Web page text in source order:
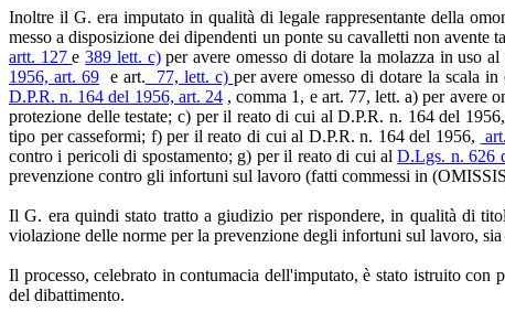
Inoltre il G. era imputato in qualità di legale rappresentante della
messo a disposizione dei dipendenti un ponte su cavalletti non
artt. 127e389 lett. c)per avere omesso di dotare la molazza in uso
1956, art. 69e art. 77, lett. c) per avere omesso di dotare la scala
D.P.R. n. 164 del 1956, art. 24, comma 1, e art. 77, lett. a) per avere
protezione delle testate; c) per il reato di cui al D.P.R. n. 164 del
tipo per casseformi; f) per il reato di cui al D.P.R. n. 164 del 1956,
contro i pericoli di spostamento; g) per il reato di cui alD.Lgs. n. 626
prevenzione contro gli infortuni sul lavoro (fatti commessi in
Il G. era quindi stato tratto a giudizio per rispondere, in qualità di
violazione delle norme per la prevenzione degli infortuni sul lavoro,
Il processo, celebrato in contumacia dell'imputato, è stato istruito
del dibattimento.